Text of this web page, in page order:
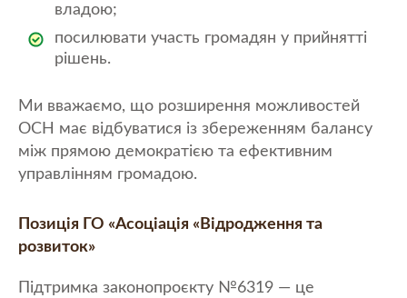
владою;
посилювати участь громадян у прийнятті
рішень.
Ми вважаємо, що розширення можливостей
ОСН має відбуватися із збереженням балансу
між прямою демократією та ефективним
управлінням громадою.
Позиція ГО «Асоціація «Відродження та
розвиток»
Підтримка законопроєкту №6319 — це